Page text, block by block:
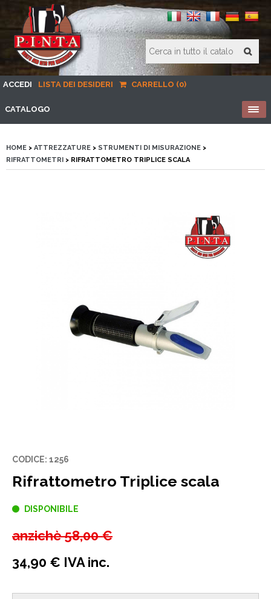
ACCEDI LISTA DEI DESIDERI CARRELLO (0)
CATALOGO
HOME > ATTREZZATURE > STRUMENTI DI MISURAZIONE >
RIFRATTOMETRI > RIFRATTOMETRO TRIPLICE SCALA
CODICE: 1256
Rifrattometro Triplice scala
DISPONIBILE
anzichè58,00 €
34,90 € IVA inc.